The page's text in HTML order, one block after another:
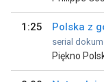
1:25 Polska z
serial
Piękno